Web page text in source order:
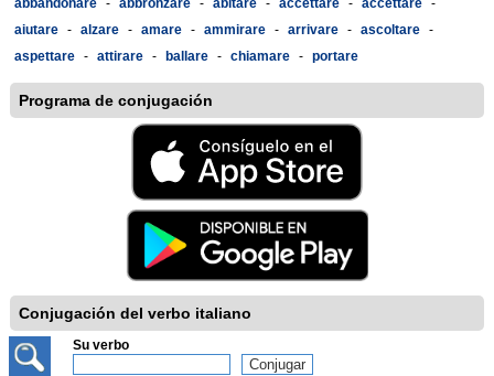
abbandonare - abbronzare - abitare - accettare - accettare -
aiutare - alzare - amare - ammirare - arrivare - ascoltare -
aspettare - attirare - ballare - chiamare - portare
Programa de conjugación
Conjugación del verbo italiano
Su verbo